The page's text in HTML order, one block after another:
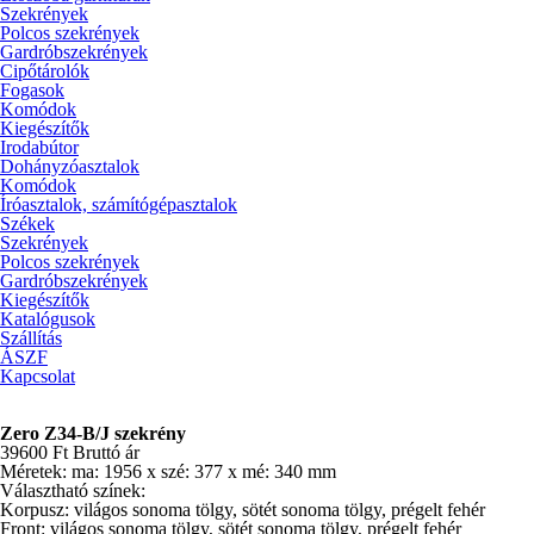
Szekrények
Polcos szekrények
Gardróbszekrények
Cipőtárolók
Fogasok
Komódok
Kiegészítők
Irodabútor
Dohányzóasztalok
Komódok
Íróasztalok, számítógépasztalok
Székek
Szekrények
Polcos szekrények
Gardróbszekrények
Kiegészítők
Katalógusok
Szállítás
ÁSZF
Kapcsolat
Zero Z34-B/J szekrény
39600 Ft Bruttó ár
Méretek: ma: 1956 x szé: 377 x mé: 340 mm
Választható színek:
Korpusz: világos sonoma tölgy, sötét sonoma tölgy, prégelt fehér
Front: világos sonoma tölgy, sötét sonoma tölgy, prégelt fehér